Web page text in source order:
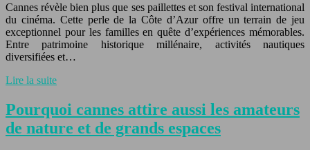
Cannes révèle bien plus que ses paillettes et son festival international
du cinéma. Cette perle de la Côte d’Azur offre un terrain de jeu
exceptionnel pour les familles en quête d’expériences mémorables.
Entre patrimoine historique millénaire, activités nautiques
diversifiées et…
Lire la suite
Pourquoi cannes attire aussi les amateurs
de nature et de grands espaces